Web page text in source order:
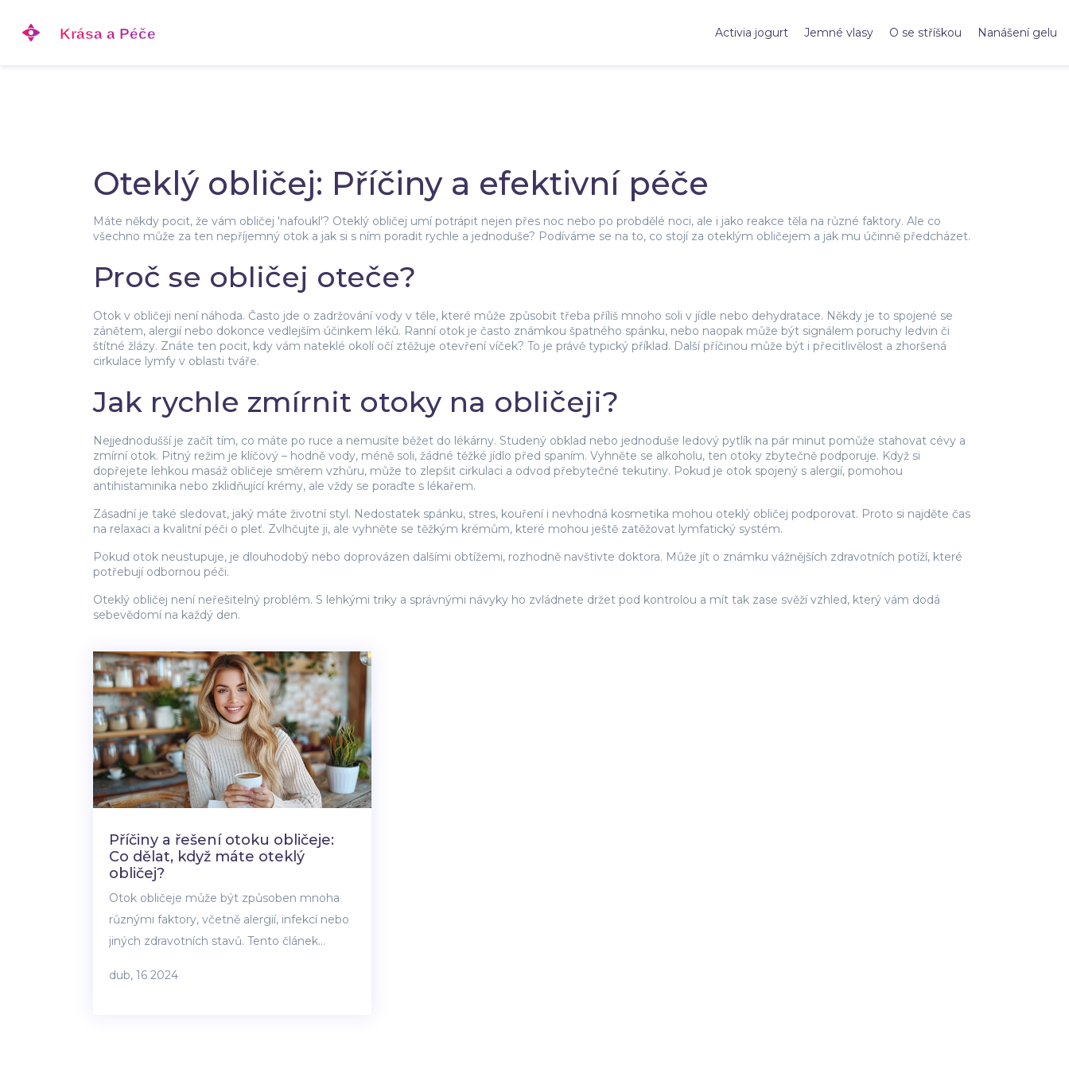
Activia jogurt Jemné vlasy O se stříškou Nanášení gelu
Oteklý obličej: Příčiny a efektivní péče
Máte někdy pocit, že vám obličej 'nafoukl'? Oteklý obličej umí potrápit nejen přes noc nebo po probdělé noci, ale i jako reakce těla na různé faktory. Ale co
všechno může za ten nepříjemný otok a jak si s ním poradit rychle a jednoduše? Podíváme se na to, co stojí za oteklým obličejem a jak mu účinně předcházet.
Proč se obličej oteče?
Otok v obličeji není náhoda. Často jde o zadržování vody v těle, které může způsobit třeba příliš mnoho soli v jídle nebo dehydratace. Někdy je to spojené se
zánětem, alergií nebo dokonce vedlejším účinkem léků. Ranní otok je často známkou špatného spánku, nebo naopak může být signálem poruchy ledvin či
štítné žlázy. Znáte ten pocit, kdy vám nateklé okolí očí ztěžuje otevření víček? To je právě typický příklad. Další příčinou může být i přecitlivělost a zhoršená
cirkulace lymfy v oblasti tváře.
Jak rychle zmírnit otoky na obličeji?
Nejjednodušší je začít tím, co máte po ruce a nemusíte běžet do lékárny. Studený obklad nebo jednoduše ledový pytlík na pár minut pomůže stahovat cévy a
zmírní otok. Pitný režim je klíčový – hodně vody, méně soli, žádné těžké jídlo před spaním. Vyhněte se alkoholu, ten otoky zbytečně podporuje. Když si
dopřejete lehkou masáž obličeje směrem vzhůru, může to zlepšit cirkulaci a odvod přebytečné tekutiny. Pokud je otok spojený s alergií, pomohou
antihistaminika nebo zklidňující krémy, ale vždy se poraďte s lékařem.
Zásadní je také sledovat, jaký máte životní styl. Nedostatek spánku, stres, kouření i nevhodná kosmetika mohou oteklý obličej podporovat. Proto si najděte čas
na relaxaci a kvalitní péči o pleť. Zvlhčujte ji, ale vyhněte se těžkým krémům, které mohou ještě zatěžovat lymfatický systém.
Pokud otok neustupuje, je dlouhodobý nebo doprovázen dalšími obtížemi, rozhodně navštivte doktora. Může jít o známku vážnějších zdravotních potíží, které
potřebují odbornou péči.
Oteklý obličej není neřešitelný problém. S lehkými triky a správnými návyky ho zvládnete držet pod kontrolou a mít tak zase svěží vzhled, který vám dodá
sebevědomí na každý den.
Příčiny a řešení otoku obličeje:
Co dělat, když máte oteklý
obličej?
Otok obličeje může být způsoben mnoha
různými faktory, včetně alergií, infekcí nebo
jiných zdravotních stavů. Tento článek
obličeje a nabízí praktické tipy, jak tento
dub, 16 2024